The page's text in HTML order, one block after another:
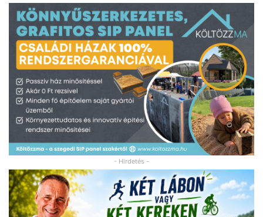
- Hirdetés -